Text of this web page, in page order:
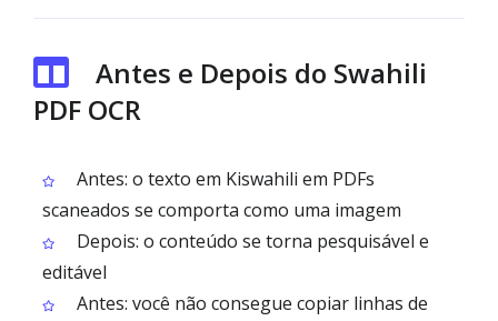
Antes e Depois do Swahili
PDF OCR
Antes: o texto em Kiswahili em PDFs
scaneados se comporta como uma imagem
Depois: o conteúdo se torna pesquisável e
editável
Antes: você não consegue copiar linhas de